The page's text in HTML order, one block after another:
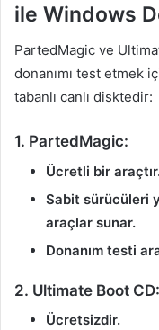
ile Windows
PartedMagic ve
donanımı test etmek
tabanlı canlı disktedir:
1. PartedMagic:
Ücretli bir
Sabit sürücüleri
araçlar sunar.
Donanım testi
2. Ultimate Boot CD:
Ücretsizdir.